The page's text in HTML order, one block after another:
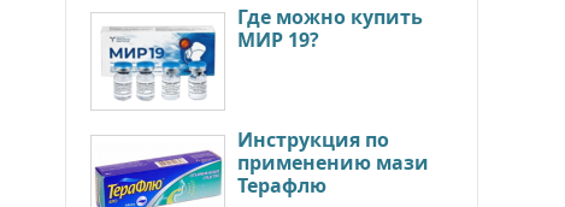
Где можно купить
МИР 19?
Инструкция по
применению мази
Терафлю